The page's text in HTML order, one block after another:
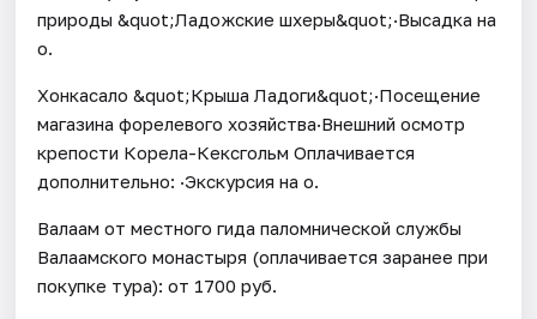
природы &quot;Ладожские шхеры&quot;·Высадка на
о.
Хонкасало &quot;Крыша Ладоги&quot;·Посещение
магазина форелевого хозяйства·Внешний осмотр
крепости Корела-Кексгольм Оплачивается
дополнительно: ·Экскурсия на о.
Валаам от местного гида паломнической службы
Валаамского монастыря (оплачивается заранее при
покупке тура): от 1700 руб.